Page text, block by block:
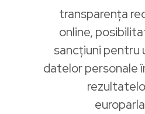
transparența
online,
sancțiuni pentru
datelor personale